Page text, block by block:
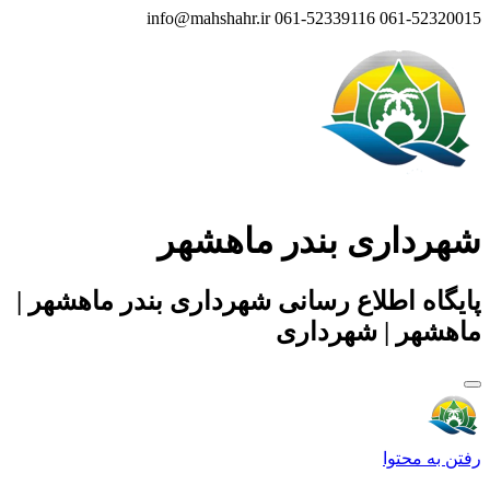
061-52320015
061-52339116
info@mahshahr.ir
شهرداری بندر ماهشهر
پایگاه اطلاع رسانی شهرداری بندر ماهشهر |
ماهشهر | شهرداری
رفتن به محتوا